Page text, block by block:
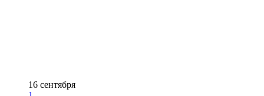
16 сентября